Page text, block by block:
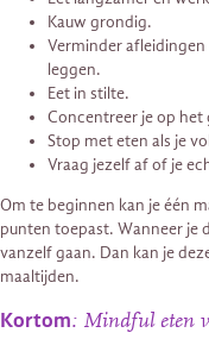
Kauw grondig.
Verminder
leggen.
Eet in stilte.
Concentreer je op het
Stop met eten als je
Vraag jezelf af of je
Om te beginnen kan je één
punten toepast. Wanneer je
vanzelf gaan. Dan kan je
maaltijden.
Kortom: Mindful eten